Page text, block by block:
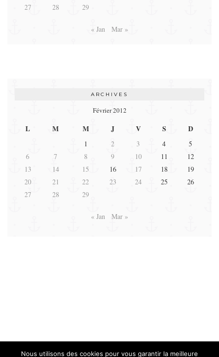
27
28 29
« Jan Mar »
ARCHIVES
Février 2012
L M M J V S D
1 2 3 4
5
6
7 8 9 10 11
12
13
14 15 16 17 18
19
20
21 22 23 24 25
26
27
28 29
« Jan Mar »
Nous utilisons des cookies pour vous garantir la meilleure